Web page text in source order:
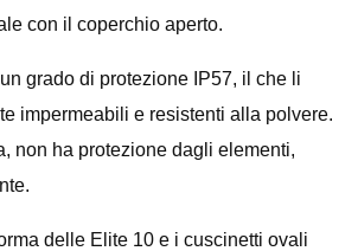
con il coperchio aperto.
grado di protezione IP57, il che li
impermeabili e resistenti alla polvere.
non ha protezione dagli elementi,
delle Elite 10 e i cuscinetti ovali